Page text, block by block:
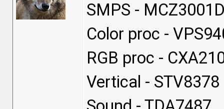
SMPS -
Color proc -
RGB proc -
Vertical - STV8378